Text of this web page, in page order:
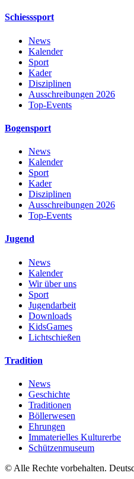
Schiesssport
News
Kalender
Sport
Kader
Disziplinen
Ausschreibungen 2026
Top-Events
Bogensport
News
Kalender
Sport
Kader
Disziplinen
Ausschreibungen 2026
Top-Events
Jugend
News
Kalender
Wir über uns
Sport
Jugendarbeit
Downloads
KidsGames
Lichtschießen
Tradition
News
Geschichte
Traditionen
Böllerwesen
Ehrungen
Immaterielles Kulturerbe
Schützenmuseum
© Alle Rechte vorbehalten.